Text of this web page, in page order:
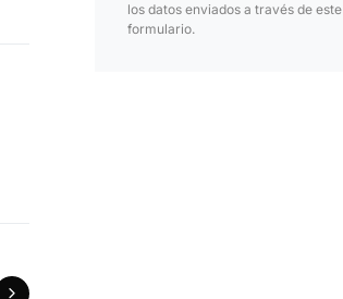
los datos enviados a través de este
formulario.